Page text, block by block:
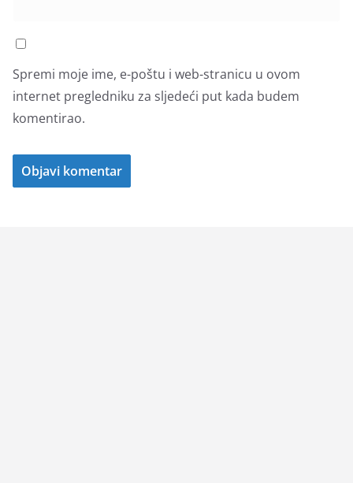
Spremi moje ime, e-poštu i web-stranicu u ovom
internet pregledniku za sljedeći put kada budem
komentirao.